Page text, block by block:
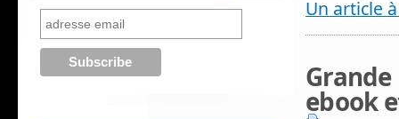
Un article
ebook